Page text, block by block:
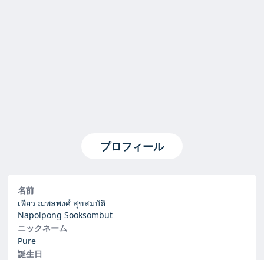
プロフィール
名前
เพียว ณพลพงศ์ สุขสมบัติ
Napolpong Sooksombut
ニックネーム
Pure
誕生日